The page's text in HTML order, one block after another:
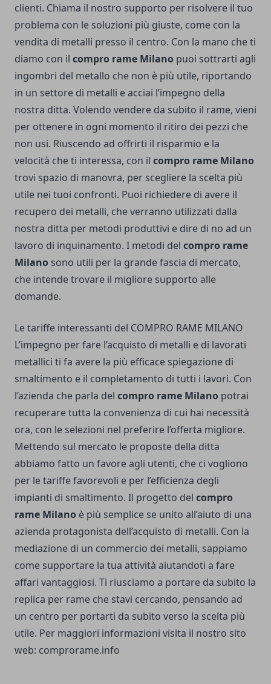
clienti. Chiama il nostro supporto per risolvere il tuo
problema con le soluzioni più giuste, come con la
vendita di metalli presso il centro. Con la mano che ti
diamo con il compro rame Milano puoi sottrarti agli
ingombri del metallo che non è più utile, riportando
in un settore di metalli e acciai l’impegno della
nostra ditta. Volendo vendere da subito il rame, vieni
per ottenere in ogni momento il ritiro dei pezzi che
non usi. Riuscendo ad offrirti il risparmio e la
velocità che ti interessa, con il compro rame Milano
trovi spazio di manovra, per scegliere la scelta più
utile nei tuoi confronti. Puoi richiedere di avere il
recupero dei metalli, che verranno utilizzati dalla
nostra ditta per metodi produttivi e dire di no ad un
lavoro di inquinamento. I metodi del compro rame
Milano sono utili per la grande fascia di mercato,
che intende trovare il migliore supporto alle
domande.
Le tariffe interessanti del COMPRO RAME MILANO
L’impegno per fare l’acquisto di metalli e di lavorati
metallici ti fa avere la più efficace spiegazione di
smaltimento e il completamento di tutti i lavori. Con
l’azienda che parla del compro rame Milano potrai
recuperare tutta la convenienza di cui hai necessità
ora, con le selezioni nel preferire l’offerta migliore.
Mettendo sul mercato le proposte della ditta
abbiamo fatto un favore agli utenti, che ci vogliono
per le tariffe favorevoli e per l’efficienza degli
impianti di smaltimento. Il progetto del compro
rame Milano è più semplice se unito all’aiuto di una
azienda protagonista dell’acquisto di metalli. Con la
mediazione di un commercio dei metalli, sappiamo
come supportare la tua attività aiutandoti a fare
affari vantaggiosi. Ti riusciamo a portare da subito la
replica per rame che stavi cercando, pensando ad
un centro per portarti da subito verso la scelta più
utile. Per maggiori informazioni visita il nostro sito
web: comprorame.info